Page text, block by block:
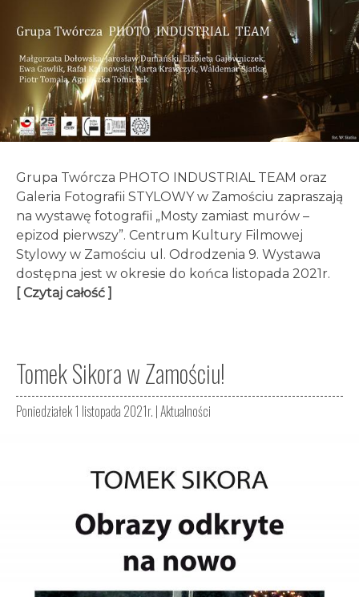
Grupa Twórcza PHOTO INDUSTRIAL TEAM oraz
Galeria Fotografii STYLOWY w Zamościu zapraszają
na wystawę fotografii „Mosty zamiast murów –
epizod pierwszy”. Centrum Kultury Filmowej
Stylowy w Zamościu ul. Odrodzenia 9. Wystawa
dostępna jest w okresie do końca listopada 2021r.
[ Czytaj całość ]
Tomek Sikora w Zamościu!
Poniedziałek 1 listopada 2021r. |Aktualności